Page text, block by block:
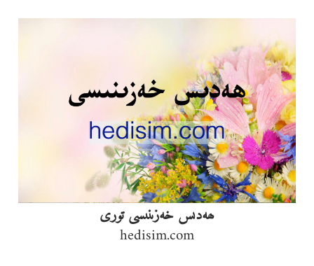
Skip
content
ھەدىس خەزىنىسى تورى
hedisim.com